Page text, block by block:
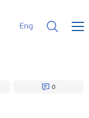
Eng
0